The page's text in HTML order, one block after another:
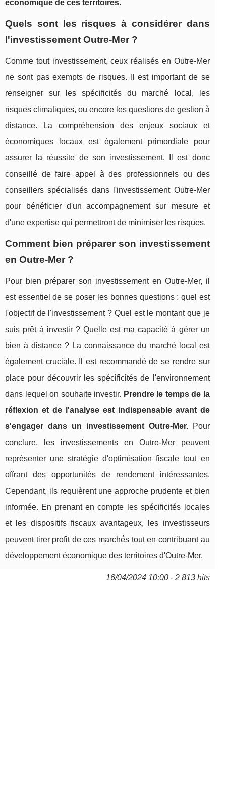
économique de ces territoires.
Quels sont les risques à considérer dans
l'investissement Outre-Mer ?
Comme tout investissement, ceux réalisés en Outre-Mer
ne sont pas exempts de risques. Il est important de se
renseigner sur les spécificités du marché local, les
risques climatiques, ou encore les questions de gestion à
distance. La compréhension des enjeux sociaux et
économiques locaux est également primordiale pour
assurer la réussite de son investissement. Il est donc
conseillé de faire appel à des professionnels ou des
conseillers spécialisés dans l'investissement Outre-Mer
pour bénéficier d'un accompagnement sur mesure et
d'une expertise qui permettront de minimiser les risques.
Comment bien préparer son investissement
en Outre-Mer ?
Pour bien préparer son investissement en Outre-Mer, il
est essentiel de se poser les bonnes questions : quel est
l'objectif de l'investissement ? Quel est le montant que je
suis prêt à investir ? Quelle est ma capacité à gérer un
bien à distance ? La connaissance du marché local est
également cruciale. Il est recommandé de se rendre sur
place pour découvrir les spécificités de l'environnement
dans lequel on souhaite investir. Prendre le temps de la
réflexion et de l'analyse est indispensable avant de
s'engager dans un investissement Outre-Mer.Pour
conclure, les investissements en Outre-Mer peuvent
représenter une stratégie d'optimisation fiscale tout en
offrant des opportunités de rendement intéressantes.
Cependant, ils requièrent une approche prudente et bien
informée. En prenant en compte les spécificités locales
et les dispositifs fiscaux avantageux, les investisseurs
peuvent tirer profit de ces marchés tout en contribuant au
développement économique des territoires d'Outre-Mer.
16/04/2024 10:00 - 2 813 hits